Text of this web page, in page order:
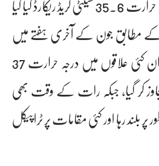
مطابق جون کے آخری ہفتے میں
شدید ہیٹ ویو کے دوران کئی علاقوں میں درجہ حرارت 37
کر گیا، جبکہ رات کے وقت بھی
بلند رہا اور کئی مقامات پر ٹراپیکل